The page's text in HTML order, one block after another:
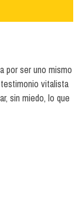
por ser uno mismo
vitalista
sin miedo, lo que